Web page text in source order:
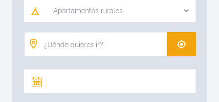
Apartamentos rurales